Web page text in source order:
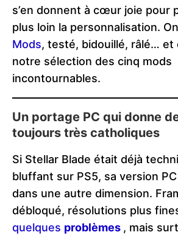
s’en donnent à cœur joie pour
plus loin la personnalisation.
Mods, testé, bidouillé, râlé… et
notre sélection des cinq mods
incontournables.
Un portage PC qui donne
toujours très catholiques
Si Stellar Blade était déjà
bluffant sur PS5, sa version
dans une autre dimension.
débloqué, résolutions plus
quelques problèmes , mais